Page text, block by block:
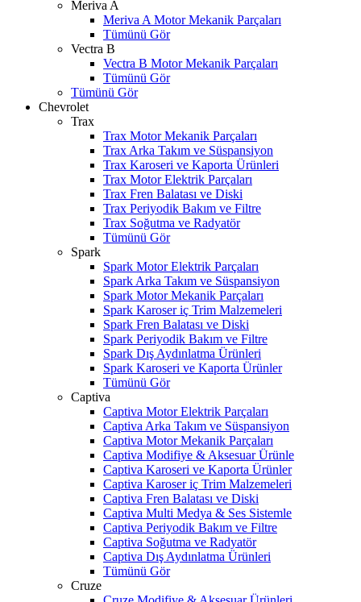
Meriva A
Meriva A Motor Mekanik Parçaları
Tümünü Gör
Vectra B
Vectra B Motor Mekanik Parçaları
Tümünü Gör
Tümünü Gör
Chevrolet
Trax
Trax Motor Mekanik Parçaları
Trax Arka Takım ve Süspansiyon
Trax Karoseri ve Kaporta Ürünleri
Trax Motor Elektrik Parçaları
Trax Fren Balatası ve Diski
Trax Periyodik Bakım ve Filtre
Trax Soğutma ve Radyatör
Tümünü Gör
Spark
Spark Motor Elektrik Parçaları
Spark Arka Takım ve Süspansiyon
Spark Motor Mekanik Parçaları
Spark Karoser iç Trim Malzemeleri
Spark Fren Balatası ve Diski
Spark Periyodik Bakım ve Filtre
Spark Dış Aydınlatma Ürünleri
Spark Karoseri ve Kaporta Ürünler
Tümünü Gör
Captiva
Captiva Motor Elektrik Parçaları
Captiva Arka Takım ve Süspansiyon
Captiva Motor Mekanik Parçaları
Captiva Modifiye & Aksesuar Ürünle
Captiva Karoseri ve Kaporta Ürünler
Captiva Karoser iç Trim Malzemeleri
Captiva Fren Balatası ve Diski
Captiva Multi Medya & Ses Sistemle
Captiva Periyodik Bakım ve Filtre
Captiva Soğutma ve Radyatör
Captiva Dış Aydınlatma Ürünleri
Tümünü Gör
Cruze